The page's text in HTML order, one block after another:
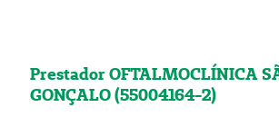
Prestador OFTALMOCLÍNICA
GONÇALO (55004164-2)